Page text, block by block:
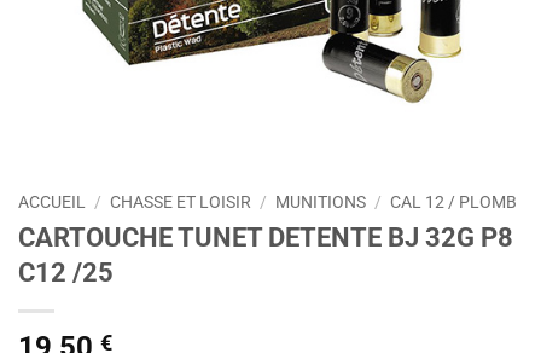
ACCUEIL / CHASSE ET LOISIR / MUNITIONS / CAL 12 / PLOMB
CARTOUCHE TUNET DETENTE BJ 32G P8
C12 /25
€